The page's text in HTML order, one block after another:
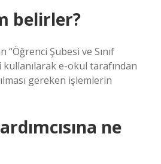
belirler?
Şubesi ve Sınıf
e-okul tarafından
gereken işlemlerin
ne